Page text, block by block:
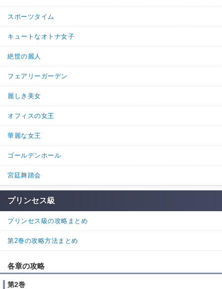
スポーツタイム
キュートなオトナ女子
絶世の麗人
フェアリーガーデン
麗しき美女
オフィスの女王
華麗な女王
ゴールデンホール
宮廷舞踏会
プリンセス級
プリンセス級の攻略まとめ
第2巻の攻略方法まとめ
各章の攻略
第2巻